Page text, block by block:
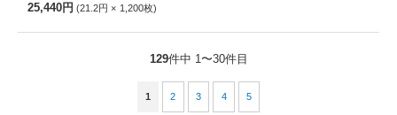
25,440円 21.2円 1,200枚
129件中 1〜30件目
1 2 3 4 5